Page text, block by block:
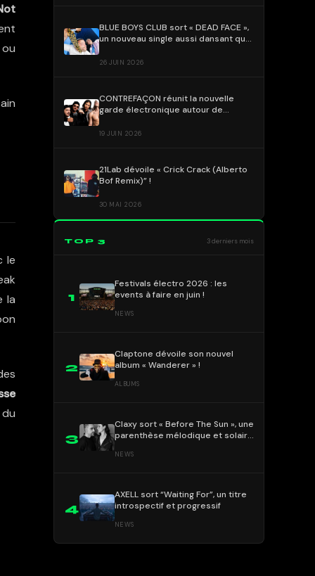
le
la
BLUE BOYS CLUB sort « DEAD FACE »,
un nouveau single aussi dansant que
26 JUIN 2026
CONTREFAÇON réunit la nouvelle
garde électronique autour de
19 JUIN 2026
21Lab dévoile « Crick Crack (Alberto
Bof Remix)” !
30 MAI 2026
TOP 3 3 derniers mois
1
Festivals électro 2026 : les
events à faire en juin !
NEWS
2
Claptone dévoile son nouvel
album « Wanderer » !
ALBUMS
3
Claxy sort « Before The Sun », une
parenthèse mélodique et solaire
NEWS
4
AXELL sort “Waiting For”, un titre
introspectif et progressif
NEWS